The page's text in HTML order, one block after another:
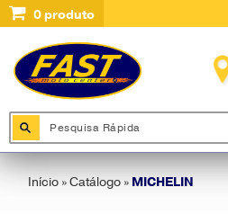
0produto
Início »Catálogo » MICHELIN